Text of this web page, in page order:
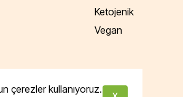
çerezler kullanıyoruz.
Ketojenik
Vegan